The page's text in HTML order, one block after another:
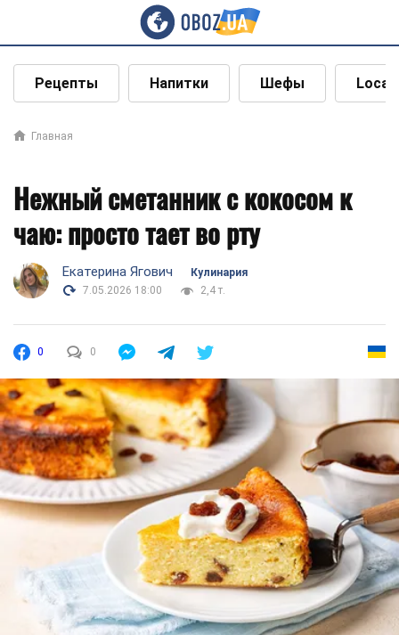
Рецепты Напитки Шефы Local
Главная
Нежный сметанник с кокосом к
чаю: просто тает во рту
Екатерина Ягович
Кулинария
7.05.2026 18:00
2,4 т.
0 0